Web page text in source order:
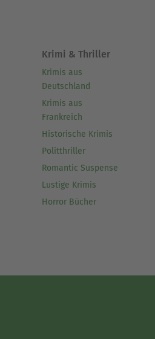
Krimi & Thriller
Krimis aus
Deutschland
Krimis aus
Frankreich
Historische Krimis
Politthriller
Romantic Suspense
Lustige Krimis
Horror Bücher